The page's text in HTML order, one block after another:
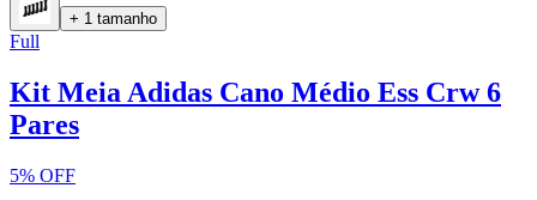
+ 1 tamanho
Full
Kit Meia Adidas Cano Médio Ess Crw 6
Pares
5% OFF